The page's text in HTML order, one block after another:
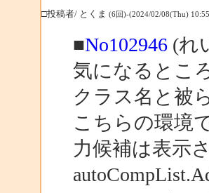
□投稿者/ とくま (6回)-(2024/02/08(Thu)
■No102946(れ
気になるとこ
クラス名と被
こちらの環境
力候補は表示